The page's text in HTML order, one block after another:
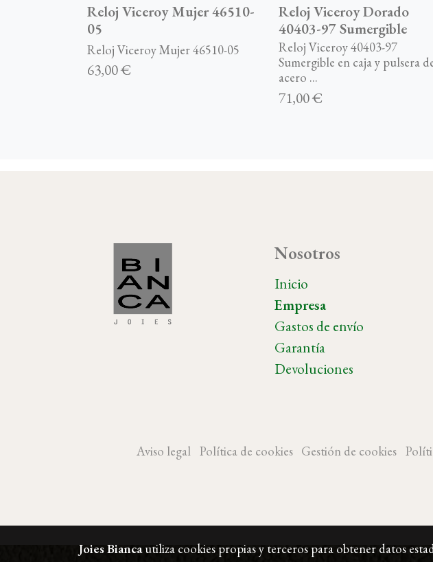
Reloj Viceroy Mujer 46510-
05
Reloj Viceroy Mujer 46510-05
63,00 €
Reloj Viceroy Dorado
40403-97 Sumergible
Reloj Viceroy 40403-97
Sumergible en caja y pulsera
acero ...
71,00 €
Nosotros
Inicio
Empresa
Gastos de envío
Garantía
Devoluciones
Aviso legal Política de cookies Gestión de cookies
Joies Biancautiliza cookies propias y terceros para obtener datos